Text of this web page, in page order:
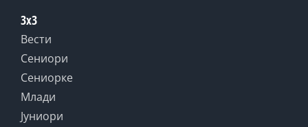
3x3
Вести
Сениори
Сениорке
Млади
Јуниори